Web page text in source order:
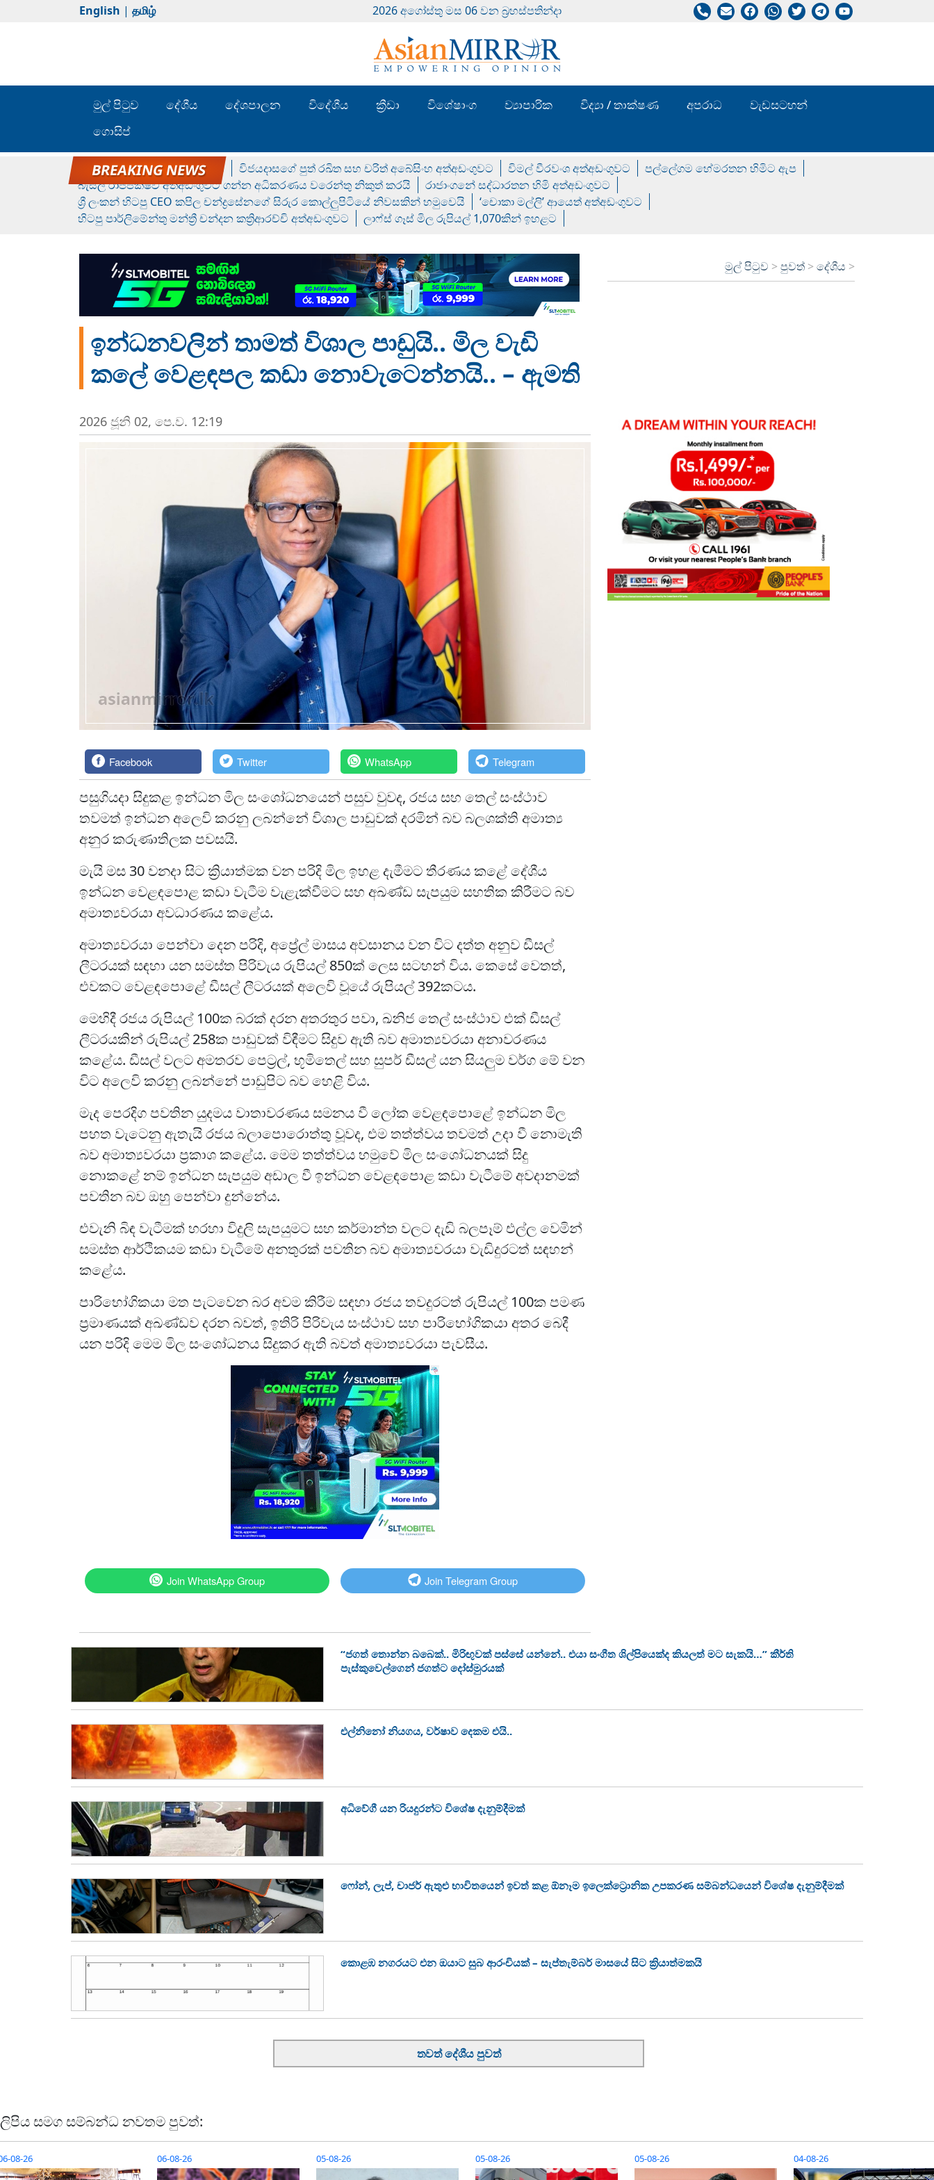
English | தமிழ் 2026 අගෝස්‍තු මස 06 වන බ්‍රහස්පතින්දා
මුල් පිටුව දේශීය දේශපාලන විදේශීය ක්‍රීඩා විශේෂාංග ව්‍යාපාරික විද්‍යා / තාක්ෂණ අපරාධ
වැඩසටහන්
ගොසිප්
රන් ගෙනා රුමේෂ්ගේ හෙල්ලය විජයදාසගේ පුත් රඛිත සහ චරිත් අබේසිංහ අත්අඩංගුවට විමල් වීරවංශ අත්අඩංගුවට
පල්ලේගම හේමරතන හිමිට ඇප
බැසිල් රාජපක්ෂව අත්අඩංගුවට ගන්න අධිකරණය වරෙන්තු නිකුත් කරයි
රාජාංගනේ සද්ධාරතන හිමි අත්අඩංගුවට
ශ්‍රී ලංකන් හිටපු CEO කපිල චන්ද්‍රසේනගේ සිරුර කොල්ලුපිටියේ නිවසකින් හමුවෙයි
‘චොකා මල්ලි’ ආයෙත් අත්අඩංගුවට
හිටපු පාර්ලිමේන්තු මන්ත්‍රී චන්දන කත්‍රිආරච්චි අත්අඩංගුවට
ලාෆ්ස් ගෑස් මිල රුපියල් 1,070කින් ඉහළට
ඉන්ධනවලින් තාමත් විශාල පාඩුයි.. මිල වැඩි
කලේ වෙළඳපල කඩා නොවැටෙන්නයි.. – ඇමති
මුල් පිටුව >පුවත් >දේශීය >
2026 ජූනි 02, පෙ.ව. 12:19
Facebook Twitter WhatsApp Telegram
පසුගියදා සිදුකළ ඉන්ධන මිල සංශෝධනයෙන් පසුව වුවද, රජය සහ තෙල් සංස්ථාව
තවමත් ඉන්ධන අලෙවි කරනු ලබන්නේ විශාල පාඩුවක් දරමින් බව බලශක්ති අමාත්‍ය
අනුර කරුණාතිලක පවසයි.
මැයි මස 30 වනදා සිට ක්‍රියාත්මක වන පරිදි මිල ඉහළ දැමීමට තීරණය කළේ දේශීය
ඉන්ධන වෙළඳපොළ කඩා වැටීම වැළැක්වීමට සහ අඛණ්ඩ සැපයුම සහතික කිරීමට බව
අමාත්‍යවරයා අවධාරණය කළේය.
අමාත්‍යවරයා පෙන්වා දෙන පරිදි, අප්‍රේල් මාසය අවසානය වන විට දත්ත අනුව ඩීසල්
ලීටරයක් සඳහා යන සමස්ත පිරිවැය රුපියල් 850ක් ලෙස සටහන් විය. කෙසේ වෙතත්,
එවකට වෙළඳපොළේ ඩීසල් ලීටරයක් අලෙවි වූයේ රුපියල් 392කටය.
මෙහිදී රජය රුපියල් 100ක බරක් දරන අතරතුර පවා, ඛනිජ තෙල් සංස්ථාව එක් ඩීසල්
ලීටරයකින් රුපියල් 258ක පාඩුවක් විඳීමට සිදුව ඇති බව අමාත්‍යවරයා අනාවරණය
කළේය. ඩීසල් වලට අමතරව පෙට්‍රල්, භූමිතෙල් සහ සුපර් ඩීසල් යන සියලුම වර්ග මේ වන
විට අලෙවි කරනු ලබන්නේ පාඩුපිට බව හෙළි විය.
මැද පෙරදිග පවතින යුදමය වාතාවරණය සමනය වී ලෝක වෙළඳපොළේ ඉන්ධන මිල
පහත වැටෙනු ඇතැයි රජය බලාපොරොත්තු වූවද, එම තත්ත්වය තවමත් උදා වී නොමැති
බව අමාත්‍යවරයා ප්‍රකාශ කළේය. මෙම තත්ත්වය හමුවේ මිල සංශෝධනයක් සිදු
නොකළේ නම් ඉන්ධන සැපයුම අඩාල වී ඉන්ධන වෙළඳපොළ කඩා වැටීමේ අවදානමක්
පවතින බව ඔහු පෙන්වා දුන්නේය.
එවැනි බිඳ වැටීමක් හරහා විදුලි සැපයුමට සහ කර්මාන්ත වලට දැඩි බලපෑම් එල්ල වෙමින්
සමස්ත ආර්ථිකයම කඩා වැටීමේ අනතුරක් පවතින බව අමාත්‍යවරයා වැඩිදුරටත් සඳහන්
කළේය.
පාරිභෝගිකයා මත පැටවෙන බර අවම කිරීම සඳහා රජය තවදුරටත් රුපියල් 100ක පමණ
ප්‍රමාණයක් අඛණ්ඩව දරන බවත්, ඉතිරි පිරිවැය සංස්ථාව සහ පාරිභෝගිකයා අතර බෙදී
යන පරිදි මෙම මිල සංශෝධනය සිදුකර ඇති බවත් අමාත්‍යවරයා පැවසීය.
Join WhatsApp Group Join Telegram Group
“ජගත් තොන්න බබෙක්.. මිරිඟුවක් පස්සේ යන්නේ.. එයා සංගීත ශිල්පියෙක්ද කියලත් මට සැකයි…” කීර්ති
පැස්කුවෙල්ගෙන් ජගත්ට දෝස්මුරයක්
එල්නිනෝ නියගය, වර්ෂාව දෙකම එයි..
අධිවේගී යන රියදුරන්ට විශේෂ දැනුම්දීමක්
ෆෝන්, ලැප්, චාජර් ඇතුළු භාවිතයෙන් ඉවත් කළ ඕනෑම ඉලෙක්ට්‍රොනික උපකරණ සම්බන්ධයෙන් විශේෂ දැනුම්දීමක්
කොළඹ නගරයට එන ඔයාට සුබ ආරංචියක් – සැප්තැම්බර් මාසයේ සිට ක්‍රියාත්මකයි
තවත් දේශීය පුවත්
ලිපිය සමග සම්බන්ධ නවතම පුවත්:
08-26 06-08-26 05-08-26 05-08-26 05-08-26 04-08-26